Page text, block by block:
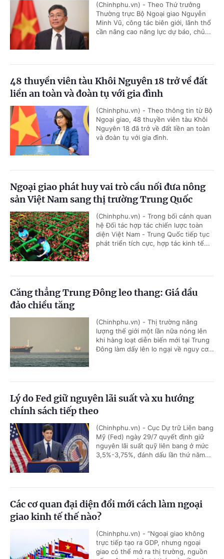
(Chinhphu.vn) - Theo Thứ trưởng
Thường trực Bộ Ngoại giao Nguyễn
Minh Vũ, công tác biên giới, lãnh thổ
cần nâng cao năng lực dự báo, chủ...
48 thuyền viên tàu Khôi Nguyên 18 trở về đất
liền an toàn và đoàn tụ với gia đình
(Chinhphu.vn) - Theo thông tin từ Bộ
Ngoại giao, 48 thuyền viên tàu Khôi
Nguyên 18 đã trở về đất liền an toàn
và đoàn tụ với gia đình.
Ngoại giao phát huy vai trò cầu nối đưa nông
sản Việt Nam sang thị trường Trung Quốc
(Chinhphu.vn) - Trong bối cảnh quan
hệ Đối tác hợp tác chiến lược toàn
diện Việt Nam - Trung Quốc tiếp tục
phát triển tích cực, hợp tác kinh tế...
Căng thẳng Trung Đông leo thang: Giá dầu
đảo chiều tăng
(Chinhphu.vn) - Thị trường năng
lượng thế giới một lần nữa nóng lên
khi hàng loạt diễn biến mới tại Trung
Đông làm dấy lên lo ngại về nguy cơ...
Lý do Fed giữ nguyên lãi suất và xu hướng
chính sách tiếp theo
(Chinhphu.vn) - Cục Dự trữ Liên bang
Mỹ (Fed) ngày 29/7 quyết định giữ
nguyên lãi suất quỹ liên bang ở mức
3,5%-3,75%, đánh dấu lần thứ năm...
Các cơ quan đại diện đổi mới cách làm ngoại
giao kinh tế thế nào?
(Chinhphu.vn) - “Ngoại giao không
trực tiếp tạo ra GDP, nhưng ngoại
giao có thể mở ra thị trường, nguồn